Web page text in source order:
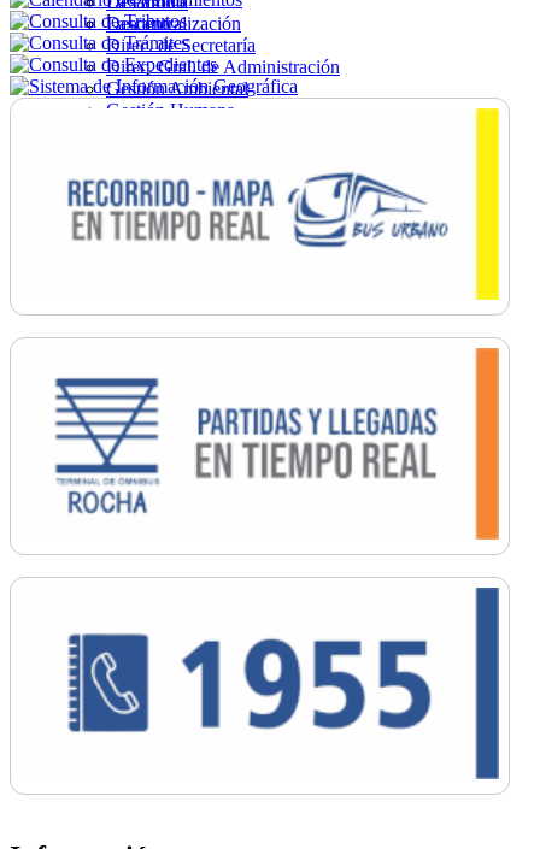
Descentralización
Direc. de Secretaría
Direc. Gral. de Administración
Gestión Ambiental
Gestión Humana
Ordenamiento
Promoción Social
Salud
Secretaría General
Lascano